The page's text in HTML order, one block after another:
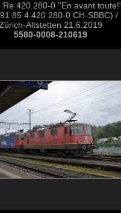
Re 420.280-0 ''En avant
85 4 420 280-0 CH-SBBC) /
Altstetten 21.6.2019
5580-0008-210619